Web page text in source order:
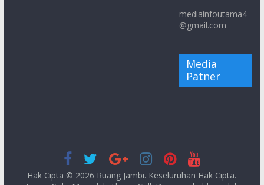
mediainfoutama4
@gmail.com
Media
Patner
Hak Cipta © 2026 Ruang Jambi. Keseluruhan Hak Cipta.